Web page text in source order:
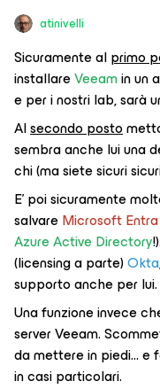
atinivelli
Sicuramente alprimo
installareVeeamin un
e per i nostri lab, sarà
Alsecondo posto
sembra anche lui una
chi (ma siete sicuri
E’ poi sicuramente
salvareMicrosoft
Azure Active Directory
(licensing a parte)Okta
supporto anche per lui.
Una funzione invece
server Veeam.
da mettere in piedi… e
in casi particolari.